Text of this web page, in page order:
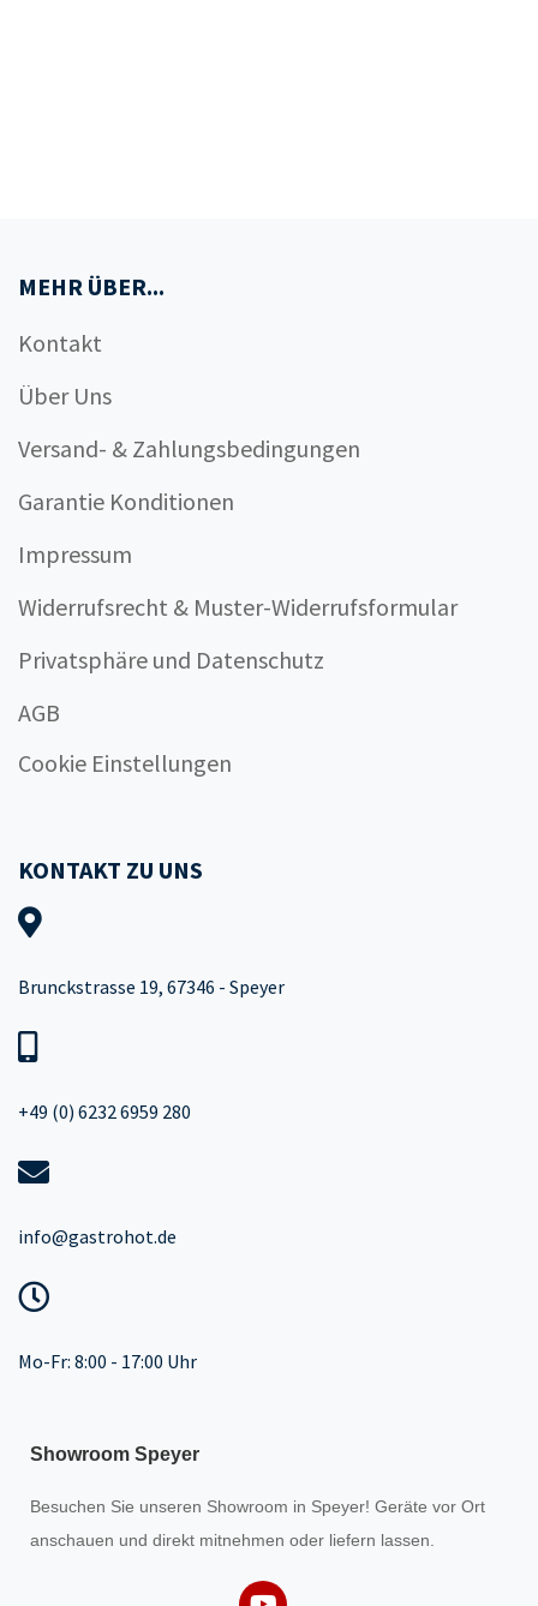
MEHR ÜBER...
Kontakt
Über Uns
Versand- & Zahlungsbedingungen
Garantie Konditionen
Impressum
Widerrufsrecht & Muster-Widerrufsformular
Privatsphäre und Datenschutz
AGB
Cookie Einstellungen
KONTAKT ZU UNS
Brunckstrasse 19, 67346 - Speyer
+49 (0) 6232 6959 280
info@gastrohot.de
Mo-Fr: 8:00 - 17:00 Uhr
Showroom Speyer
Besuchen Sie unseren Showroom in Speyer! Geräte vor Ort
anschauen und direkt mitnehmen oder liefern lassen.